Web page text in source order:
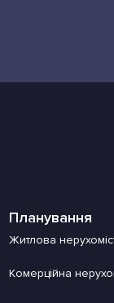
Планування
Житлова
Комерційна